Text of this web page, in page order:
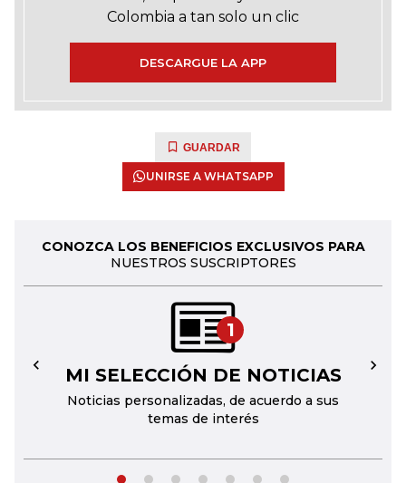
Colombia a tan solo un clic
DESCARGUE LA APP
GUARDAR
UNIRSE A WHATSAPP
CONOZCA LOS BENEFICIOS EXCLUSIVOS PARA
NUESTROS SUSCRIPTORES
1
MI SELECCIÓN DE NOTICIAS
Noticias personalizadas, de acuerdo a sus
temas de interés
← →